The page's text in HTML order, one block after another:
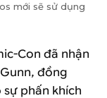
mới sẽ sử dụng
Con đã nhận
đồng
phấn khích